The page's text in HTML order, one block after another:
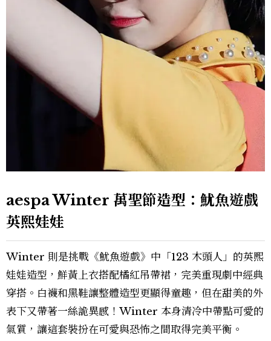
aespa Winter 萬聖節造型：魷魚遊戲
英熙娃娃
Winter 則是挑戰《魷魚遊戲》中「123 木頭人」的英熙
娃娃造型，鮮黃上衣搭配橘紅吊帶裙，完美重現劇中經典
穿搭。白襪和黑鞋讓整體造型更顯得童趣，但在甜美的外
表下又帶著一絲詭異感！Winter 本身清冷中帶點可愛的
氣質，讓這套裝扮在可愛與恐怖之間取得完美平衡。